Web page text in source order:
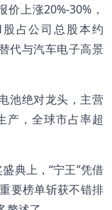
上涨20%-30%，
占公司总股本约
代与汽车电子高景
池绝对龙头，主营
产，全球市占率超
典上，“宁王”凭借
要榜单斩获不错排